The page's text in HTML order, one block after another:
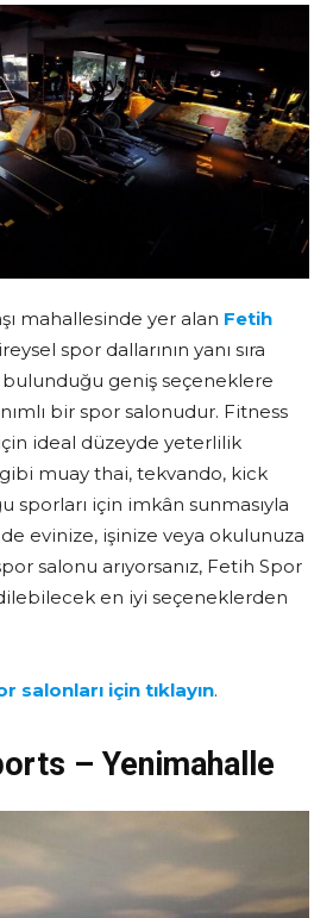
mahallesinde yer alan Fetih
spor dallarının yanı sıra
geniş seçeneklere
bir spor salonudur. Fitness
ideal düzeyde yeterlilik
muay thai, tekvando, kick
sporları için imkân sunmasıyla
evinize, işinize veya okulunuza
salonu arıyorsanız, Fetih Spor
en iyi seçeneklerden
salonları için tıklayın.
– Yenimahalle